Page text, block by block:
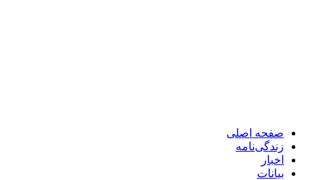
صفحه اصلی
زندگی‌نامه
اخبار
بیانات